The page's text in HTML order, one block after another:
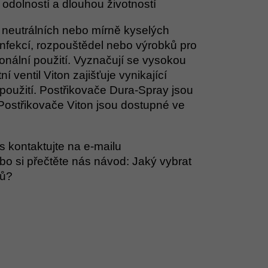
a dlouhou životností
nebo mírně kyselých
rozpouštědel nebo výrobků pro
použití. Vyznačují se vysokou
ventil Viton zajišťuje vynikající
Postřikovače Dura-Spray jsou
Viton jsou dostupné ve
kontaktujte na e-mailu
si přečtěte nás návod: Jaký vybrat